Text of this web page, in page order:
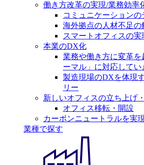
働き方改革の実現/業務効率
コミュニケーション
海外拠点の人材不足の
スマートオフィスの実
本業のDX化
業務や働き方に変革を
ーマル」に対応してい
製造現場のDXを体現
リー
新しいオフィスの立ち上げ
オフィス移転・開設
カーボンニュートラルを実
業種で探す